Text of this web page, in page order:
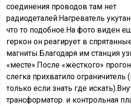
соединения проводов там нет
радиодеталей.Нагреватель
что то подобное.На фото виден
геркон он реагирует в
магниты.Благодаря им станция
«месте».После «жёсткого»
слегка прихватило
только если знать где
трансформатор. и контрольная